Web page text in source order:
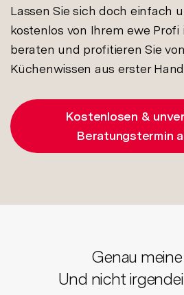
Lassen Sie sich doch einfach
kostenlos von Ihrem ewe Profi
beraten und profitieren Sie
Küchenwissen aus erster
Kostenlosen &
Beratungstermin
Genau
Und nicht